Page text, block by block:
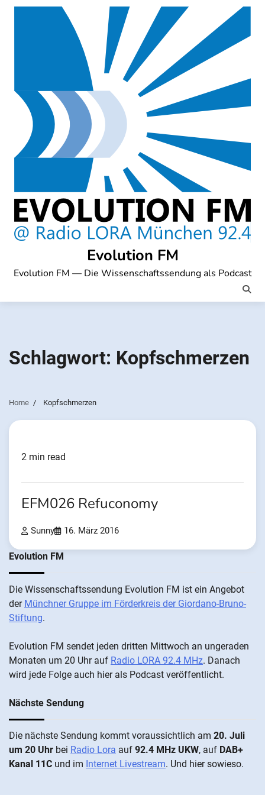
Skip
Evolution FM
Evolution FM — Die Wissenschaftssendung als Podcast
Schlagwort: Kopfschmerzen
Home Kopfschmerzen
2 min read
EFM026 Refuconomy
Sunny 16. März 2016
Evolution FM
Die Wis­sen­schafts­send­ung Evolution FM ist ein An­ge­bot
der Münch­ner Grup­pe im För­der­kreis der Gi­ordano-Bruno-
Stiftung.
Evolution FM sen­det je­den drit­ten Mitt­woch an un­ge­ra­den
Mo­nat­en um 20 Uhr auf Radio LORA 92.4 MHz. Da­nach
wird je­de Fol­ge auch hier als Pod­cast ver­öffentlicht.
Nächste Sendung
Die näch­ste Sen­dung kommt vor­aus­sicht­lich am 20. Juli
um 20 Uhr bei Radio Lora auf 92.4 MHz UKW, auf DAB+
Kanal 11C und im Internet Livestream. Und hier sowieso.